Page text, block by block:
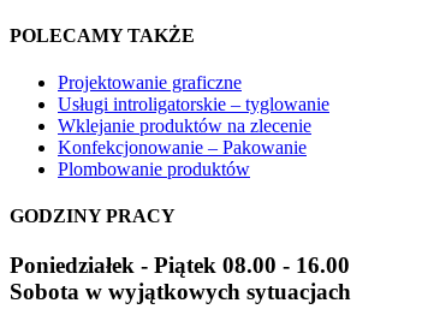
POLECAMY TAKŻE
Projektowanie graficzne
Usługi introligatorskie – tyglowanie
Wklejanie produktów na zlecenie
Konfekcjonowanie – Pakowanie
Plombowanie produktów
GODZINY PRACY
Poniedziałek - Piątek 08.00 - 16.00
Sobota w wyjątkowych sytuacjach